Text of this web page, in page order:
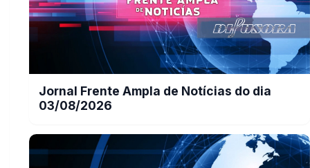
Jornal Frente Ampla de Notícias do dia
03/08/2026